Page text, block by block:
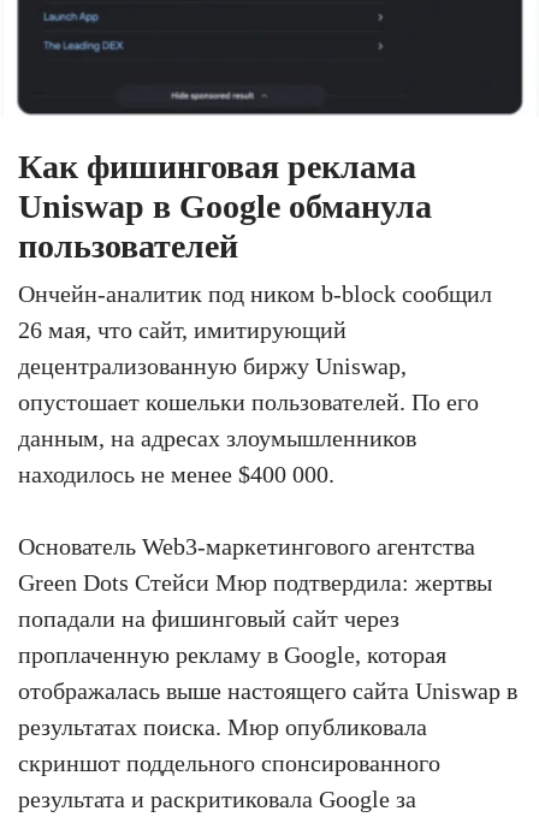
Как фишинговая реклама
Uniswap в Google обманула
пользователей
Ончейн-аналитик под ником b-block сообщил
26 мая, что сайт, имитирующий
децентрализованную биржу Uniswap,
опустошает кошельки пользователей. По его
данным, на адресах злоумышленников
находилось не менее $400 000.
Основатель Web3-маркетингового агентства
Green Dots Стейси Мюр подтвердила: жертвы
попадали на фишинговый сайт через
проплаченную рекламу в Google, которая
отображалась выше настоящего сайта Uniswap в
результатах поиска. Мюр опубликовала
скриншот поддельного спонсированного
результата и раскритиковала Google за